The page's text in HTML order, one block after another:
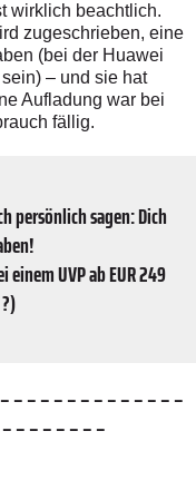
wirklich beachtlich.
zugeschrieben, eine
(bei der Huawei
– und sie hat
Aufladung war bei
fällig.
persönlich sagen: Dich
UVP ab EUR 249
)
​​​​​​​– ​​​​​​​– ​​​​​​​– ​​​​​​​– ​​​​​​​– ​​​​​​​– ​​​​​​​– ​​​​​​​– ​​​​​​​– ​​​​​​​– ​​​​​​​– ​​​​​​​– ​​​​​​​–
​​​​​​​– ​​​​​​​– ​​​​​​​– ​​​​​​​– ​​​​​​​– ​​​​​​​– ​​​​​​​–